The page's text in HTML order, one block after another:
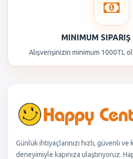
MINIMUM SIPARIŞ
Alışverişinizin minimum 1000TL
Günlük ihtiyaçlarınızı hızlı, güvenli ve
deneyimiyle kapınıza ulaştırıyoruz.